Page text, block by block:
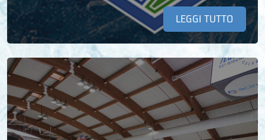
LEGGI TUTTO